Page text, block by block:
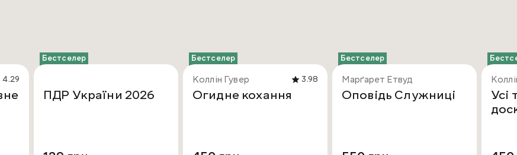
4.29
Бестселер
ПДР України 2026
Бестселер
Коллін Гувер 3.98
Огидне кохання
Бестселер
Марґарет Етвуд
Оповідь Служниці
Усі